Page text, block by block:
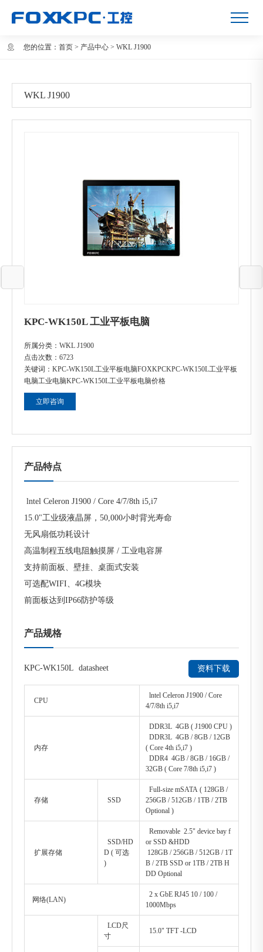
您的位置： 首页 > 产品中心 > WKL J1900
WKL J1900
KPC-WK150L 工业平板电脑
所属分类： WKL J1900
点击次数： 6723
关键词： KPC-WK150L工业平板电脑FOXKPCKPC-WK150L工业平板
电脑工业电脑KPC-WK150L工业平板电脑价格
立即咨询
产品特点
lntel Celeron J1900 / Core 4/7/8th i5,i7
15.0"工业级液晶屏，50,000小时背光寿命
无风扇低功耗设计
高温制程五线电阻触摸屏 / 工业电容屏
支持前面板、壁挂、桌面式安装
可选配WIFI、4G模块
前面板达到IP66防护等级
产品规格
KPC-WK150L datasheet 资料下载
CPU
lntel Celeron J1900 / Core
4/7/8th i5,i7
内存
DDR3L 4GB ( J1900 CPU )
DDR3L 4GB / 8GB / 12GB
( Core 4th i5,i7 )
DDR4 4GB / 8GB / 16GB /
32GB ( Core 7/8th i5,i7 )
存储 SSD
Full-size mSATA ( 128GB /
256GB / 512GB / 1TB / 2TB
Optional )
扩展存储
SSD/HD
D ( 可选
)
Removable 2.5" device bay f
or SSD &HDD
128GB / 256GB / 512GB / 1T
B / 2TB SSD or 1TB / 2TB H
DD Optional
网络(LAN)
2 x GbE RJ45 10 / 100 /
1000Mbps
LCD尺
寸
15.0" TFT -LCD